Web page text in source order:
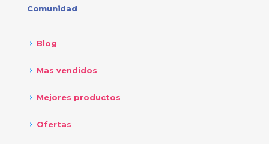
Comunidad
Blog
Mas vendidos
Mejores productos
Ofertas